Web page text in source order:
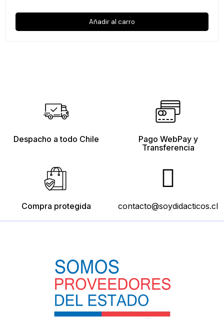
Añadir al carro
Despacho a todo Chile
Pago WebPay y
Transferencia
Compra protegida contacto@soydidacticos.cl